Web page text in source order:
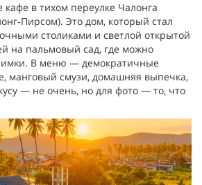
в тихом переулке Чалонга
Это дом, который стал
столиками и светлой открытой
на пальмовый сад, где можно
В меню — демократичные
манговый смузи, домашняя выпечка,
— не очень, но для фото — то, что